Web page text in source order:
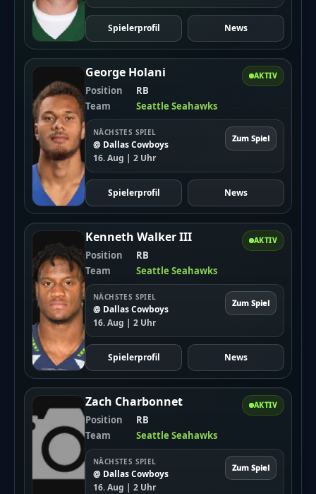
Spielerprofil News
AKTIV
George Holani
Position
RB
Team
Seattle Seahawks
NÄCHSTES SPIEL
@ Dallas Cowboys
16. Aug | 2 Uhr
Zum Spiel
Spielerprofil News
AKTIV
Kenneth Walker III
Position
RB
Team
Seattle Seahawks
NÄCHSTES SPIEL
@ Dallas Cowboys
16. Aug | 2 Uhr
Zum Spiel
Spielerprofil News
AKTIV
Zach Charbonnet
Position
RB
Team
Seattle Seahawks
NÄCHSTES SPIEL
@ Dallas Cowboys
16. Aug | 2 Uhr
Zum Spiel